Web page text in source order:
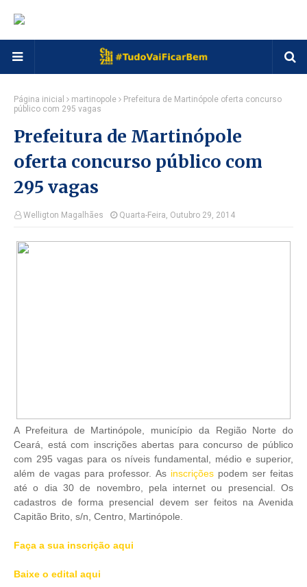
Página inicial martinopole
Prefeitura de Martinópole oferta concurso
público com 295 vagas
Prefeitura de Martinópole
oferta concurso público com
295 vagas
Welligton Magalhães Quarta-Feira, Outubro 29, 2014
A Prefeitura de Martinópole, município da Região Norte do
Ceará, está com inscrições abertas para concurso de público
com 295 vagas para os níveis fundamental, médio e superior,
além de vagas para professor. Asinscriçõespodem ser feitas
até o dia 30 de novembro, pela internet ou presencial. Os
cadastros de forma presencial devem ser feitos na Avenida
Capitão Brito, s/n, Centro, Martinópole.
Faça a sua inscrição aqui
Baixe o edital aqui